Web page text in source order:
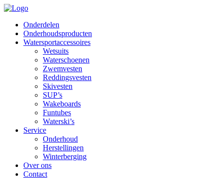
Onderdelen
Onderhoudsproducten
Watersportaccessoires
Wetsuits
Waterschoenen
Zwemvesten
Reddingsvesten
Skivesten
SUP’s
Wakeboards
Funtubes
Waterski’s
Service
Onderhoud
Herstellingen
Winterberging
Over ons
Contact